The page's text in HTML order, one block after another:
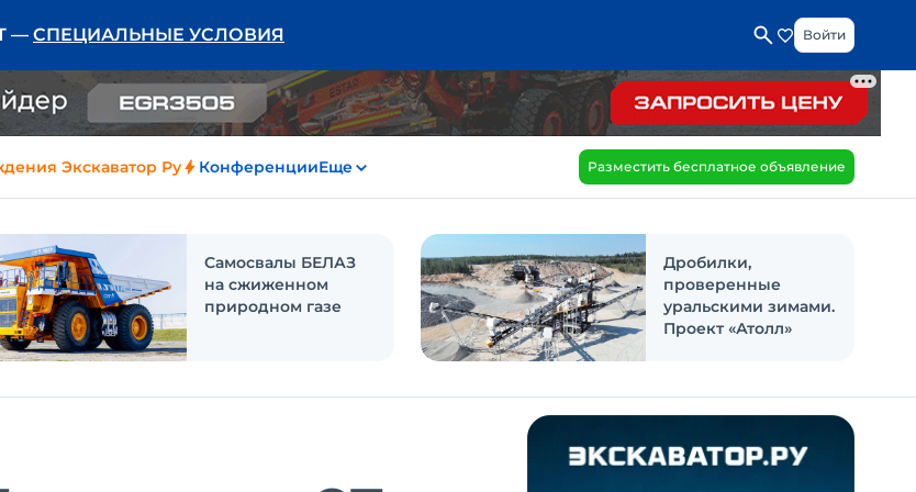
— СПЕЦИАЛЬНЫЕ УСЛОВИЯ Войти
Экскаватор Ру КонференцииЕще Разместить бесплатное объявление
Самосвалы БЕЛАЗ
на сжиженном
природном газе
Дробилки,
проверенные
уральскими зимами.
Проект «Атолл»